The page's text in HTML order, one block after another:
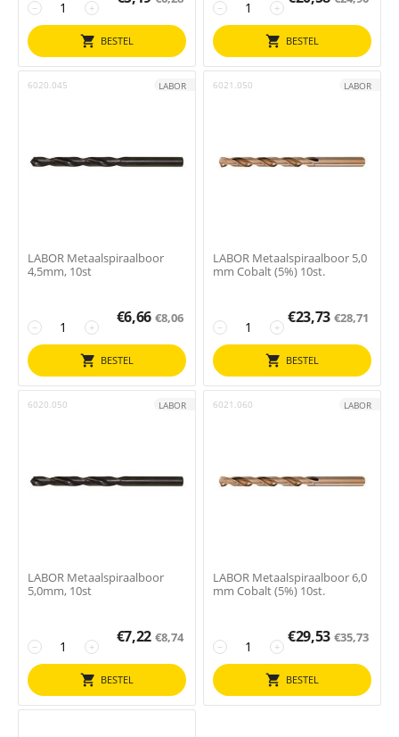
+
−
BESTEL
+
−
BESTEL
6020.045 LABOR
LABOR Metaalspiraalboor
4,5mm, 10st
+
−
€6,66 €8,06
BESTEL
6021.050 LABOR
LABOR Metaalspiraalboor 5,0
mm Cobalt (5%) 10st.
+
−
€23,73 €28,71
BESTEL
6020.050 LABOR
LABOR Metaalspiraalboor
5,0mm, 10st
+
−
€7,22 €8,74
BESTEL
6021.060 LABOR
LABOR Metaalspiraalboor 6,0
mm Cobalt (5%) 10st.
+
−
€29,53 €35,73
BESTEL